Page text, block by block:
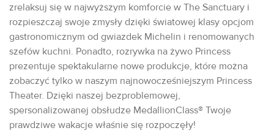
zrelaksuj się w najwyższym komforcie w The Sanctuary i
rozpieszczaj swoje zmysły dzięki światowej klasy opcjom
gastronomicznym od gwiazdek Michelin i renomowanych
szefów kuchni. Ponadto, rozrywka na żywo Princess
prezentuje spektakularne nowe produkcje, które można
zobaczyć tylko w naszym najnowocześniejszym Princess
Theater. Dzięki naszej bezproblemowej,
spersonalizowanej obsłudze MedallionClass® Twoje
prawdziwe wakacje właśnie się rozpoczęły!